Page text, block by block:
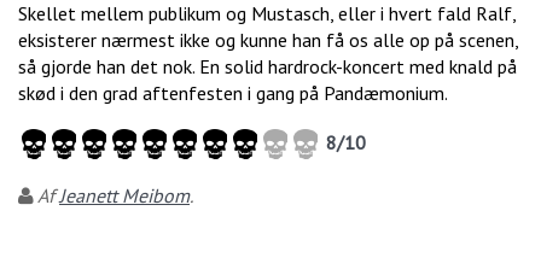
Skellet mellem publikum og Mustasch, eller i hvert fald Ralf,
eksisterer nærmest ikke og kunne han få os alle op på scenen,
så gjorde han det nok. En solid hardrock-koncert med knald på
skød i den grad aftenfesten i gang på Pandæmonium.
8/10
AfJeanett Meibom.